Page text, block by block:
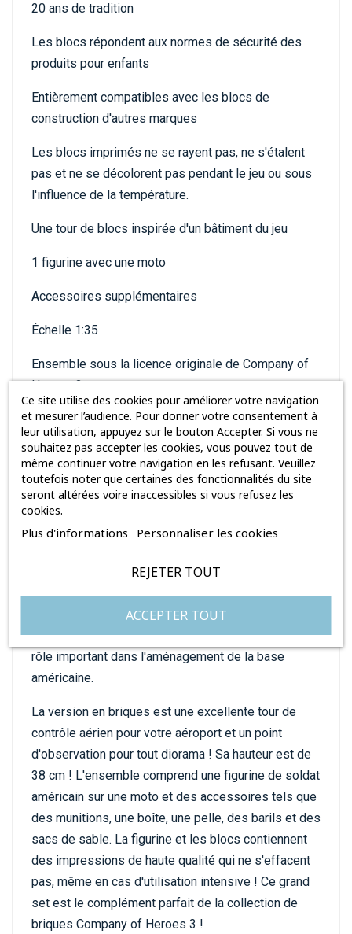
20 ans de tradition
Les blocs répondent aux normes de sécurité des
produits pour enfants
Entièrement compatibles avec les blocs de
construction d'autres marques
Les blocs imprimés ne se rayent pas, ne s'étalent
pas et ne se décolorent pas pendant le jeu ou sous
l'influence de la température.
Une tour de blocs inspirée d'un bâtiment du jeu
1 figurine avec une moto
Accessoires supplémentaires
Échelle 1:35
Ensemble sous la licence originale de Company of
Heroes 3
Des blocs pour adultes avec lesquels les enfants
peuvent aussi jouer
Ce jeu a été développé sous licence par Relic
Entertainment, le studio qui a créé le sensationnel
jeu stratégique Company of Heroes 3, qui se déroule
dans l'univers de la Seconde Guerre mondiale.
Le centre de soutien aérien américain est une
structure gigantesque composée de 652 blocs de
construction, conçus à l'échelle 1:35 et
correspondant aux figurines. Dans le jeu, il joue un
rôle important dans l'aménagement de la base
américaine.
La version en briques est une excellente tour de
contrôle aérien pour votre aéroport et un point
d'observation pour tout diorama ! Sa hauteur est de
38 cm ! L'ensemble comprend une figurine de soldat
américain sur une moto et des accessoires tels que
des munitions, une boîte, une pelle, des barils et des
sacs de sable. La figurine et les blocs contiennent
des impressions de haute qualité qui ne s'effacent
pas, même en cas d'utilisation intensive ! Ce grand
set est le complément parfait de la collection de
briques Company of Heroes 3 !
Ce site utilise des cookies pour améliorer votre navigation
et mesurer l’audience. Pour donner votre consentement à
leur utilisation, appuyez sur le bouton Accepter. Si vous ne
souhaitez pas accepter les cookies, vous pouvez tout de
même continuer votre navigation en les refusant. Veuillez
toutefois noter que certaines des fonctionnalités du site
seront altérées voire inaccessibles si vous refusez les
cookies.
Plus d'informations Personnaliser les cookies
REJETER TOUT
ACCEPTER TOUT